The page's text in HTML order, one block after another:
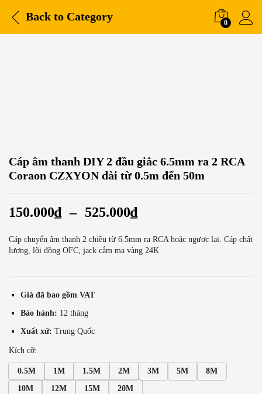
Back to Category 0
Cáp âm thanh DIY 2 đầu giắc 6.5mm ra 2 RCA
Coraon CZXYON dài từ 0.5m đến 50m
150.000₫ – 525.000₫
Cáp chuyển âm thanh 2 chiều từ 6.5mm ra RCA hoặc ngược lại. Cáp chất
lượng, lõi đồng OFC, jack cắm mạ vàng 24K
Giá đã bao gồm VAT
Bảo hành: 12 tháng
Xuất xứ: Trung Quốc
Kích cỡ:
0.5M 1M 1.5M 2M 3M 5M
8M
10M
12M 15M 20M